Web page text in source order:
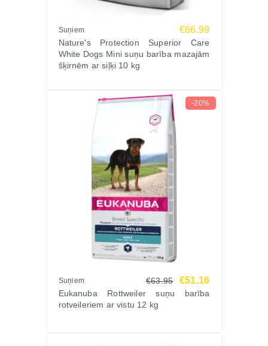
Suņiem €66.99
Nature's Protection Superior Care
White Dogs Mini suņu barība mazajām
šķirnēm ar siļķi 10 kg
-20%
Suņiem €63.95 €51.16
Eukanuba Rottweiler suņu barība
rotveileriem ar vistu 12 kg